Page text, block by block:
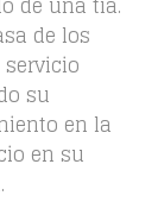
de los
su
en la
en su